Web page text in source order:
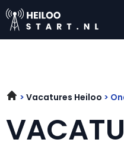
Vacatures Heiloo